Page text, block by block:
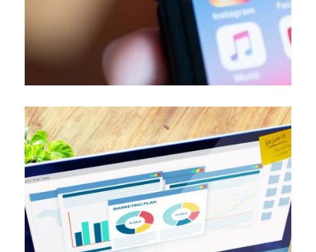
réseaux sociaux pour créer et diffuser des
publicités. Même si cette démarche […]